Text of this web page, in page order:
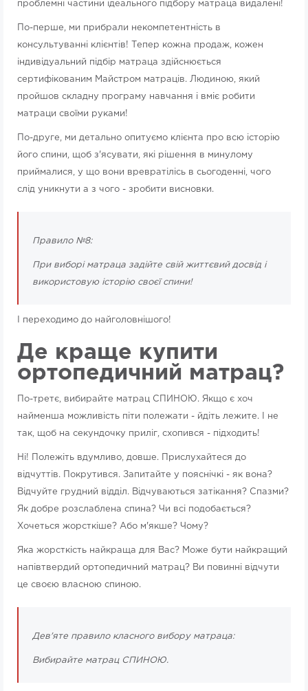
проблемні частини ідеального підбору матраца видалені!
По-перше, ми прибрали некомпетентність в
консультуванні клієнтів! Тепер кожна продаж, кожен
індивідуальний підбір матраца здійснюється
сертифікованим Майстром матраців. Людиною, який
пройшов складну програму навчання і вміє робити
матраци своїми руками!
По-друге, ми детально опитуємо клієнта про всю історію
його спини, щоб з'ясувати, які рішення в минулому
приймалися, у що вони вревратілісь в сьогоденні, чого
слід уникнути а з чого - зробити висновки.
Правило №8:
При виборі матраца задійте свій життєвий досвід і
використовую історію своєї спини!
І переходимо до найголовнішого!
Де краще купити
ортопедичний матрац?
По-третє, вибирайте матрац СПИНОЮ. Якщо є хоч
найменша можливість піти полежати - йдіть лежите. І не
так, щоб на секундочку приліг, схопився - підходить!
Ні! Полежіть вдумливо, довше. Прислухайтеся до
відчуттів. Покрутився. Запитайте у пояснічкі - як вона?
Відчуйте грудний відділ. Відчуваються затікання? Спазми?
Як добре розслаблена спина? Чи всі подобається?
Хочеться жорсткіше? Або м'якше? Чому?
Яка жорсткість найкраща для Вас? Може бути найкращий
напівтвердий ортопедичний матрац? Ви повинні відчути
це своєю власною спиною.
Дев'яте правило класного вибору матраца:
Вибирайте матрац СПИНОЮ.